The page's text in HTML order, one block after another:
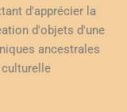
d'apprécier la
d'objets d'une
ancestrales